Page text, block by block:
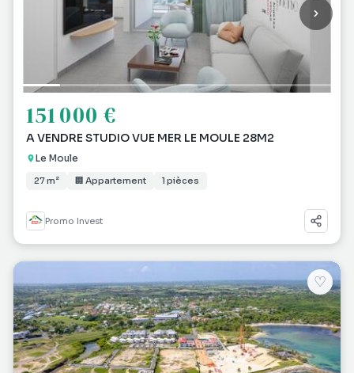
151 000 €
A VENDRE STUDIO VUE MER LE MOULE 28M2
Le Moule
27 m² 🏢 Appartement 1 pièces
Promo Invest
♡